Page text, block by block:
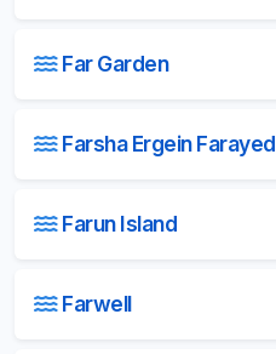
Far Garden
Farsha Ergein Farayed
Farun Island
Farwell